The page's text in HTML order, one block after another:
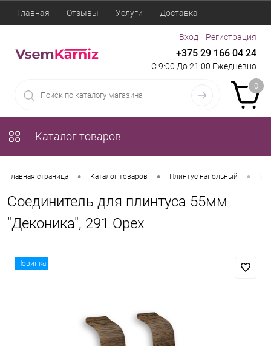
Главная Отзывы Услуги Доставка
Вход Регистрация
+375 29 166 04 24
С 9:00 До 21:00 Ежедневно
0
Каталог товаров
Главная страница • Каталог товаров • Плинтус напольный •
Соединитель для плинтуса 55мм
"Деконика", 291 Орех
Новинка